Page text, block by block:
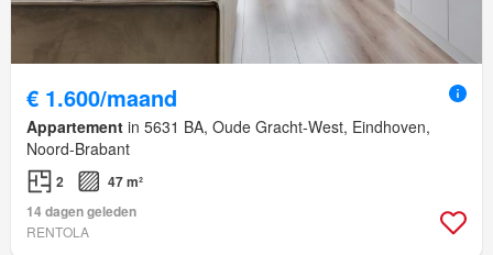
€ 1.600/maand
Appartement in 5631 BA, Oude Gracht-West, Eindhoven,
Noord-Brabant
2
47 m²
14 dagen geleden
RENTOLA